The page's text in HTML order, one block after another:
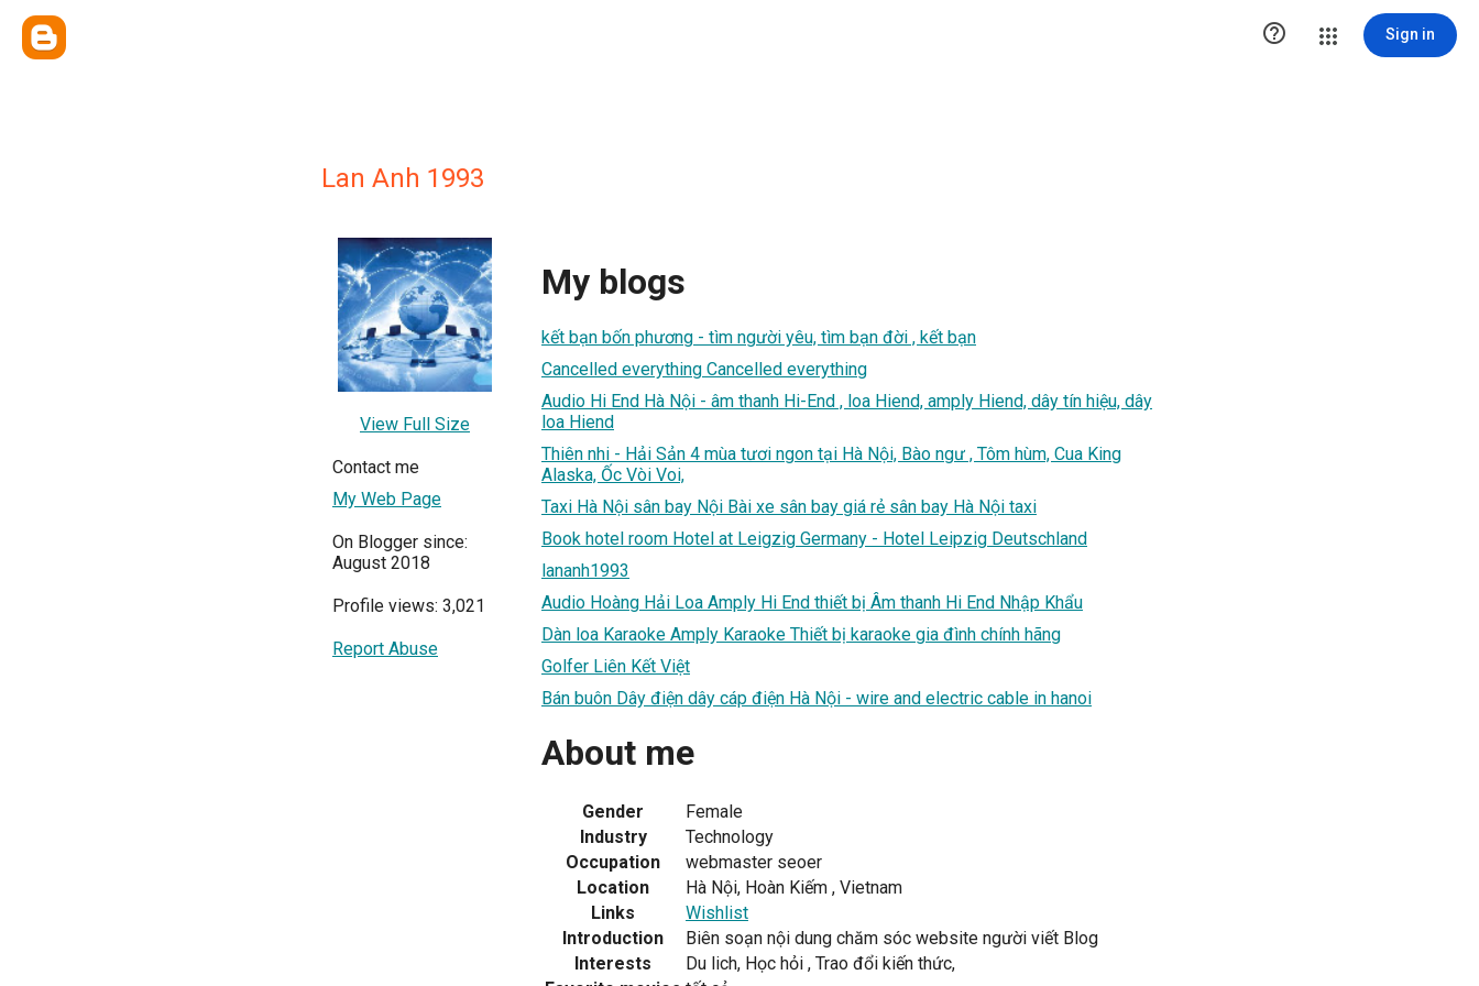
 Sign in
Lan Anh 1993
View Full Size
Contact me
My Web Page
On Blogger since:
August 2018
Profile views: 3,021
Report Abuse
My blogs
kết bạn bốn phương - tìm người yêu, tìm bạn đời , kết bạn
Cancelled everything Cancelled everything
Audio Hi End Hà Nội - âm thanh Hi-End , loa Hiend, amply Hiend, dây tín hiệu, dây
loa Hiend
Thiên nhi - Hải Sản 4 mùa tươi ngon tại Hà Nội, Bào ngư , Tôm hùm, Cua King
Alaska, Ốc Vòi Voi,
Taxi Hà Nội sân bay Nội Bài xe sân bay giá rẻ sân bay Hà Nội taxi
Book hotel room Hotel at Leigzig Germany - Hotel Leipzig Deutschland
lananh1993
Audio Hoàng Hải Loa Amply Hi End thiết bị Âm thanh Hi End Nhập Khẩu
Dàn loa Karaoke Amply Karaoke Thiết bị karaoke gia đình chính hãng
Golfer Liên Kết Việt
Bán buôn Dây điện dây cáp điện Hà Nội - wire and electric cable in hanoi
About me
Gender
Female
Industry
Technology
Occupation
webmaster seoer
Location
Hà Nội, Hoàn Kiếm , Vietnam
Links
Wishlist
Introduction
Biên soạn nội dung chăm sóc website người viết Blog
Interests
Du lich, Học hỏi , Trao đổi kiến thức,